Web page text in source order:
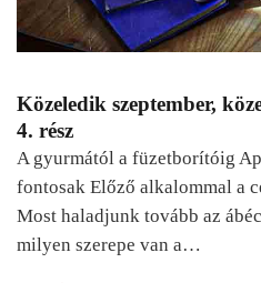
Közeledik szeptember,
4. rész
A gyurmától a füzetborítóig
fontosak Előző alkalommal a
Most haladjunk tovább az
milyen szerepe van a…